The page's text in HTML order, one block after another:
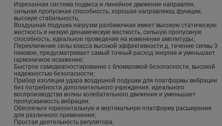
Изрезанная система подвеса и линейное движение направляя,
сильная пропускная способность, хорошая направляющ функции,
высокую стабильность;
Воздушная подушка нагрузки разбивочная имеет высокую статическую
жесткость и низкую динамическую жесткость, сильную пропускную
способность, идеальное проведение на изменении амплитуды;
Переключение силы класса высокой эффективности д, течение сигмы 3
пиковое, предусматривает самый точный расход энергии и уменьшает
гармоничное искажение;
Быстрое самодиагностирование с блокировкой безопасности, высокой
надежностью безопасности;
Прибор изоляции удара воздушной подушки для платформы вибрации
без потребности дополнительного учреждения, идеального
воспроизводства волны колебательного движения и уменьшает
пропускаемость вибрации;
Обеспечьте горизонтальную и вертикальную платформу расширения
для различного применения;
Простая деятельность регулятора.